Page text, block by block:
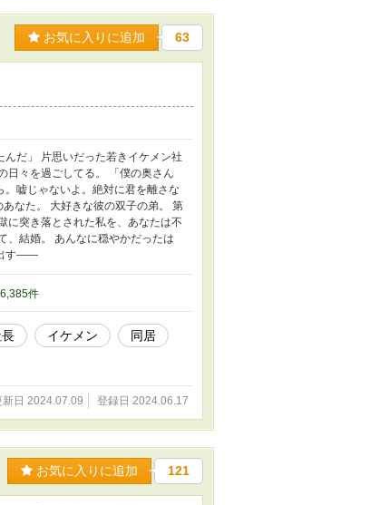
お気に入りに追加 63
んだ」 片思いだった若きイケメン社
日々を過ごしてる。 「僕の奥さん
嘘じゃないよ。絶対に君を離さな
なた。 大好きな彼の双子の弟。 第
突き落とされた私を、あなたは不
結婚。 あんなに穏やかだったは
出す――
件
イケメン
同居
新日 2024.07.09 登録日 2024.06.17
お気に入りに追加 121